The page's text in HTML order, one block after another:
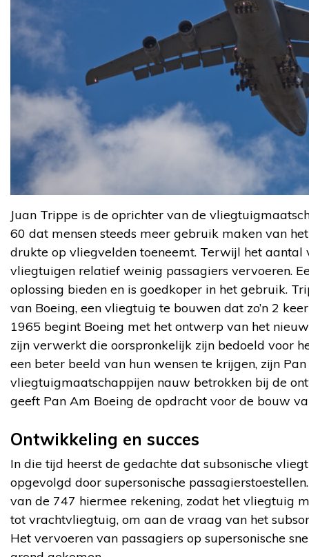
Juan Trippe is de oprichter van de
60 dat mensen steeds meer gebruik maken van
drukte op vliegvelden toeneemt. Terwijl het aantal
vliegtuigen relatief weinig passagiers vervoeren.
oplossing bieden en is goedkoper in het gebruik.
van Boeing, een vliegtuig te bouwen dat zo’n 2
1965 begint Boeing met het ontwerp van het
zijn verwerkt die oorspronkelijk zijn bedoeld voor
een beter beeld van hun wensen te krijgen, zijn
vliegtuigmaatschappijen nauw betrokken bij de
geeft Pan Am Boeing de opdracht voor de bouw
Ontwikkeling en succes
In die tijd heerst de gedachte dat subsonische
opgevolgd door supersonische
van de 747 hiermee rekening, zodat het vliegtuig
tot vrachtvliegtuig, om aan de vraag van het
Het vervoeren van passagiers op supersonische